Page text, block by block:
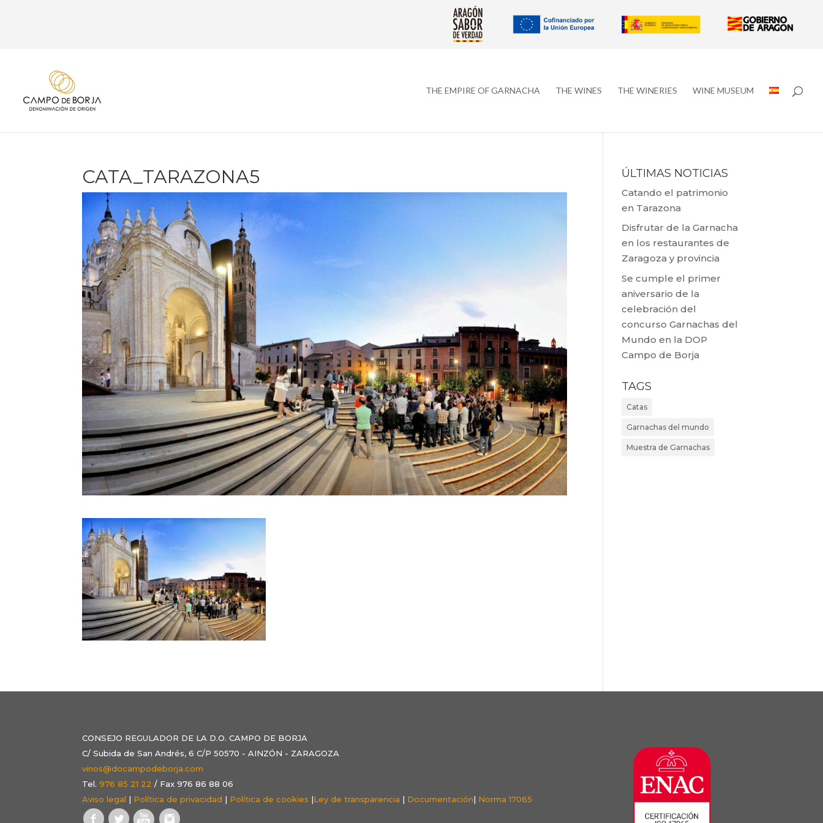
THE EMPIRE OF GARNACHA THE WINES THE WINERIES WINE MUSEUM
CATA_TARAZONA5 ÚLTIMAS NOTICIAS
Catando el patrimonio
en Tarazona
Disfrutar de la Garnacha
en los restaurantes de
Zaragoza y provincia
Se cumple el primer
aniversario de la
celebración del
concurso Garnachas del
Mundo en la DOP
Campo de Borja
TAGS
Catas
Garnachas del mundo
Muestra de Garnachas
CONSEJO REGULADOR DE LA D.O. CAMPO DE BORJA
C/ Subida de San Andrés, 6 C/P 50570 - AINZÓN - ZARAGOZA
vinos@docampodeborja.com
Tel.976 85 21 22 / Fax 976 86 88 06
Aviso legal | Política de privacidad | Política de cookies |Ley de transparencia | Documentación| Norma 17065